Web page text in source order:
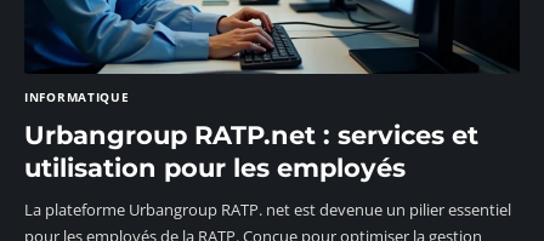
INFORMATIQUE
Urbangroup RATP.net : services et
utilisation pour les employés
La plateforme Urbangroup RATP. net est devenue un pilier essentiel
pour les employés de la RATP. Conçue pour optimiser la gestion